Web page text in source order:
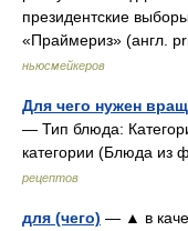
президентские
«Праймериз» (англ.
ньюсмейкеров
Для чего нужен
— Тип блюда:
категории (Блюда
рецептов
для (чего) — ▲ в